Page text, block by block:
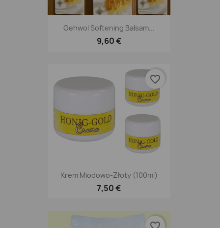
Gehwol Softening Balsam...
9,60 €
Krem Miodowo-Złoty (100ml)
7,50 €
favorite_border